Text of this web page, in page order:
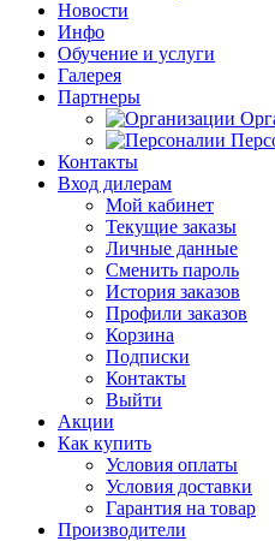
Новости
Инфо
Обучение и услуги
Галерея
Партнеры
Контакты
Вход дилерам
Мой кабинет
Текущие заказы
Личные данные
Сменить пароль
История заказов
Профили заказов
Корзина
Подписки
Контакты
Выйти
Акции
Как купить
Условия оплаты
Условия доставки
Гарантия на товар
Производители